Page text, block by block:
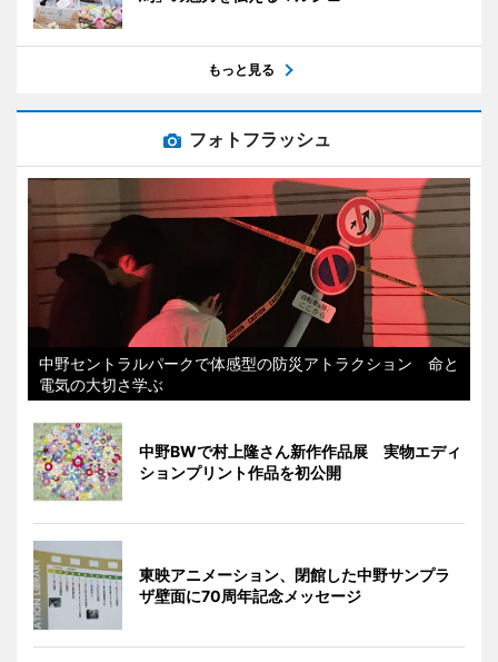
もっと見る
フォトフラッシュ
中野セントラルパークで体感型の防災アトラクション 命と
電気の大切さ学ぶ
中野BWで村上隆さん新作作品展 実物エディ
ションプリント作品を初公開
東映アニメーション、閉館した中野サンプラ
ザ壁面に70周年記念メッセージ